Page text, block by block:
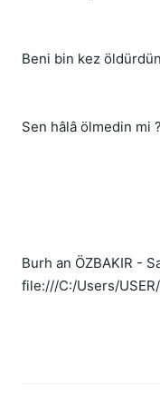
Beni bin kez öldürdün
Sen hâlâ ölmedin mi ?
Burh an ÖZBAKIR -
file:///C:/Users/